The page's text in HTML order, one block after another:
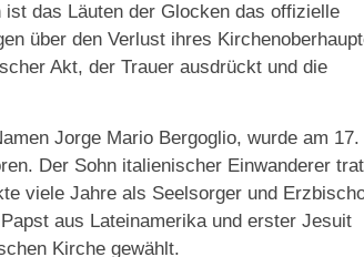
das Läuten der Glocken das offizielle
über den Verlust ihres
Akt, der Trauer ausdrückt und die
Jorge Mario Bergoglio, wurde am 17.
Der Sohn italienischer Einwanderer trat
viele Jahre als Seelsorger und
aus Lateinamerika und erster Jesuit
Kirche gewählt.